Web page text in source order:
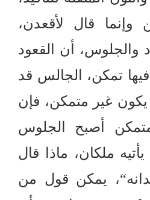
وإنما قال لأقعدن،
والجلوس، أن القعود
تمكن، الجالس قد
غير متمكن، فإن
أصبح الجلوس
ملكان، ماذا قال
“، يمكن قول من